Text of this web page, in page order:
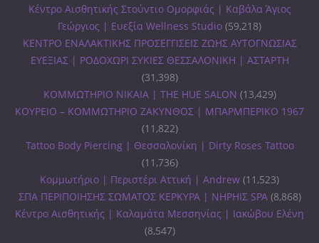
Κέντρο Αισθητικής Στούντιο Ομορφιάς | Καβάλα Άγιος
Γεώργιος | Ευεξία Wellness Studio (59,218)
ΚΕΝΤΡΟ ΕΝΑΛΑΚΤΙΚΗΣ ΠΡΟΣΕΓΓΙΣΕΙΣ ΖΩΗΣ ΑΥΤΟΓΝΩΣΙΑΣ
ΕΥΕΞΙΑΣ | ΡΟΔΟΧΩΡΙ ΣΥΚΙΕΣ ΘΕΣΣΑΛΟΝΙΚΗ | ΑΣΤΑΡΤΗ
(31,398)
ΚΟΜΜΩΤΗΡΙΟ ΝΙΚΑΙΑ | THE HUE SALON (13,429)
ΚΟΥΡΕΙΟ – ΚΟΜΜΩΤΗΡΙΟ ΖΑΚΥΝΘΟΣ | ΜΠΑΡΜΠΕΡΙΚΟ 1967
(11,822)
Tattoo Body Piercing | Θεσσαλονίκη | Dirty Roses Tattoo
(11,736)
Κομμωτήριο | Περιστέρι Αττική | Andrew (11,523)
ΣΠΑ ΠΕΡΙΠΟΙΗΣΗΣ ΣΩΜΑΤΟΣ ΚΕΡΚΥΡΑ | ΝΗΡΗΙΣ SPA (8,868)
Κέντρο Αισθητικής | Καλαμάτα Μεσσηνίας | Ιακώβου Ελένη
(8,547)